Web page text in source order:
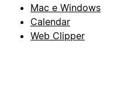
Mac e Windows
Calendar
Web Clipper